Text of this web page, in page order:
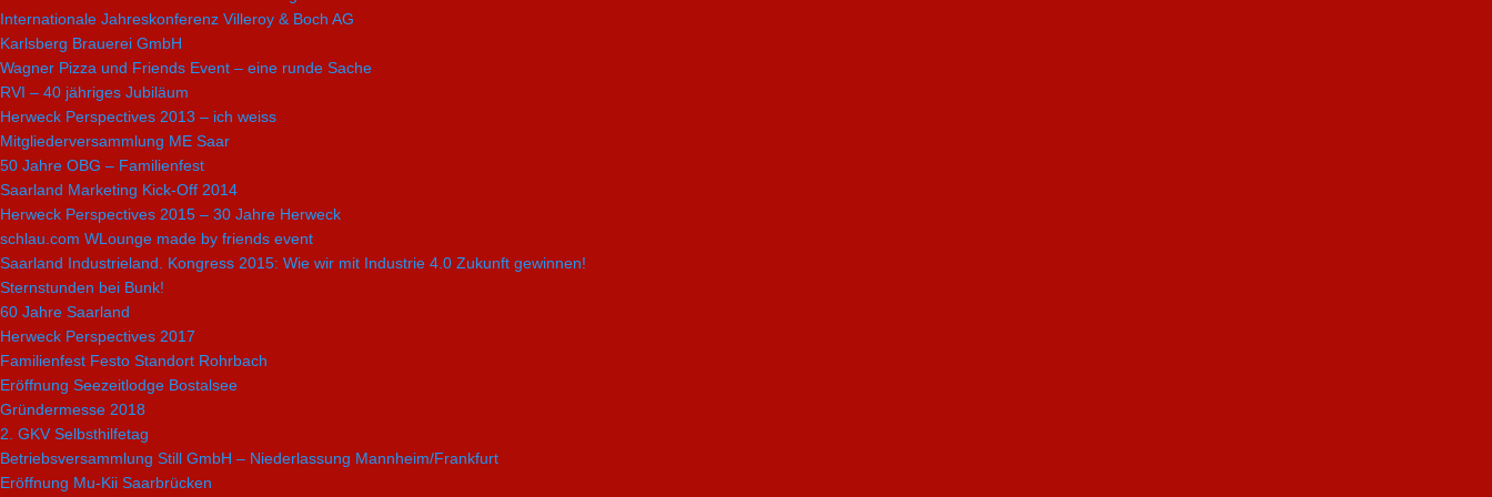
Internationale Jahreskonferenz Villeroy & Boch AG
Karlsberg Brauerei GmbH
Wagner Pizza und Friends Event – eine runde Sache
RVI – 40 jähriges Jubiläum
Herweck Perspectives 2013 – ich weiss
Mitgliederversammlung ME Saar
50 Jahre OBG – Familienfest
Saarland Marketing Kick-Off 2014
Herweck Perspectives 2015 – 30 Jahre Herweck
schlau.com WLounge made by friends event
Saarland Industrieland. Kongress 2015: Wie wir mit Industrie 4.0 Zukunft gewinnen!
Sternstunden bei Bunk!
60 Jahre Saarland
Herweck Perspectives 2017
Familienfest Festo Standort Rohrbach
Eröffnung Seezeitlodge Bostalsee
Gründermesse 2018
2. GKV Selbsthilfetag
Betriebsversammlung Still GmbH – Niederlassung Mannheim/Frankfurt
Eröffnung Mu-Kii Saarbrücken